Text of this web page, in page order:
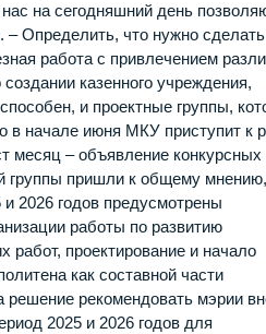
на сегодняшний день
– Определить, что нужно
работа с привлечением
казенного учреждения,
и проектные группы,
в начале июня МКУ приступит к
месяц – объявление конкурсных
группы пришли к общему
2026 годов предусмотрены
работы по развитию
работ, проектирование и начало
как составной части
решение рекомендовать мэрии
2025 и 2026 годов для